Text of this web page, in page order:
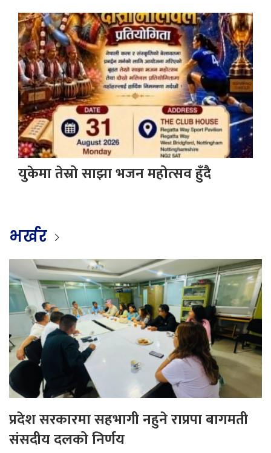
युकेमा तेस्रो साझा भजन महोत्सव हुँदै
भर्खर
प्रदेश सरकारमा सहभागी नहुने राप्रपा बागमती
संसदीय दलको निर्णय